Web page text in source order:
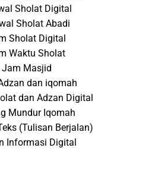
Sholat Digital
Sholat Abadi
Sholat Digital
Waktu Sholat
Masjid
dan iqomah
dan Adzan Digital
Mundur Iqomah
(Tulisan Berjalan)
Informasi Digital